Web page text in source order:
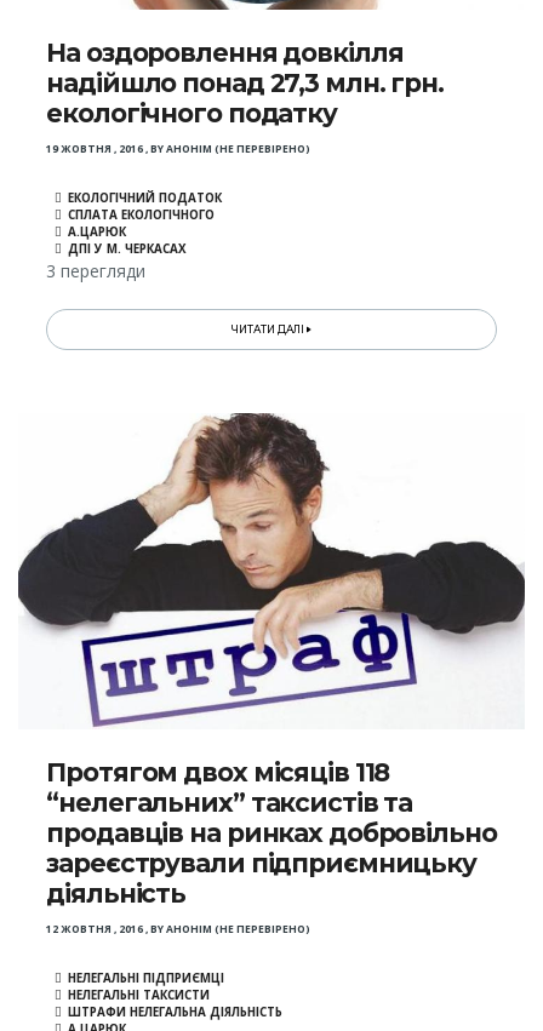
На оздоровлення довкілля
надійшло понад 27,3 млн. грн.
екологічного податку
19 ЖОВТНЯ , 2016,BYАНОНІМ (НЕ ПЕРЕВІРЕНО)
ЕКОЛОГІЧНИЙ ПОДАТОК
СПЛАТА ЕКОЛОГІЧНОГО
А.ЦАРЮК
ДПІ У М. ЧЕРКАСАХ
3 перегляди
ЧИТАТИ ДАЛІ
Протягом двох місяців 118
“нелегальних” таксистів та
продавців на ринках добровільно
зареєстрували підприємницьку
діяльність
12 ЖОВТНЯ , 2016,BYАНОНІМ (НЕ ПЕРЕВІРЕНО)
НЕЛЕГАЛЬНІ ПІДПРИЄМЦІ
НЕЛЕГАЛЬНІ ТАКСИСТИ
ШТРАФИ НЕЛЕГАЛЬНА ДІЯЛЬНІСТЬ